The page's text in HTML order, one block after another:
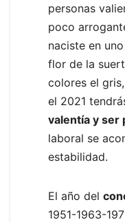
personas
poco
naciste en
flor de la
colores el
el 2021
valentía y ser
laboral se
estabilidad.
El año del
1951-1963-